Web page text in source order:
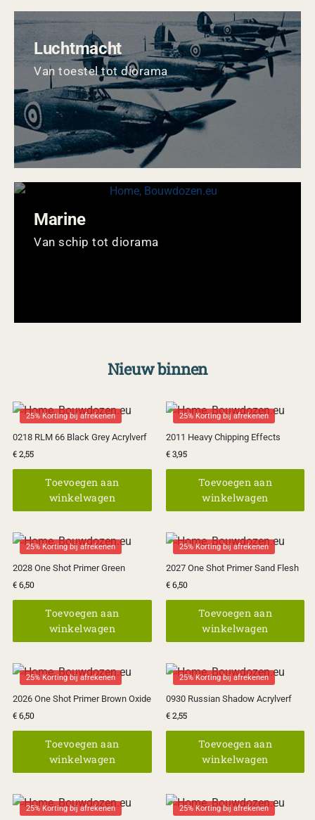
Luchtmacht
Van toestel tot diorama
Marine
Van schip tot diorama
Nieuw binnen
25% Korting bij afrekenen
0218 RLM 66 Black Grey Acrylverf
€2,55
Toevoegen aan
winkelwagen
25% Korting bij afrekenen
2011 Heavy Chipping Effects
€3,95
Toevoegen aan
winkelwagen
25% Korting bij afrekenen
2028 One Shot Primer Green
€6,50
Toevoegen aan
winkelwagen
25% Korting bij afrekenen
2027 One Shot Primer Sand Flesh
€6,50
Toevoegen aan
winkelwagen
25% Korting bij afrekenen
2026 One Shot Primer Brown Oxide
€6,50
Toevoegen aan
winkelwagen
25% Korting bij afrekenen
0930 Russian Shadow Acrylverf
€2,55
Toevoegen aan
winkelwagen
25% Korting bij afrekenen 25% Korting bij afrekenen